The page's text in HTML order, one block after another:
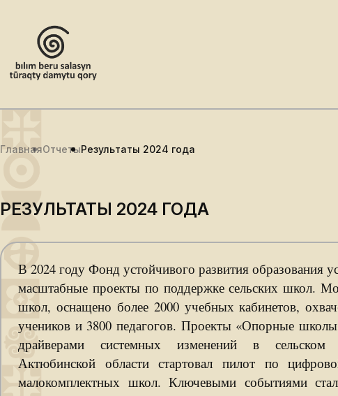
ГлавнаяОтчетыРезультаты 2024 года
РЕЗУЛЬТАТЫ 2024 ГОДА
В 2024 году Фонд устойчивого развития образования
масштабные проекты по поддержке сельских школ.
школ, оснащено более 2000 учебных кабинетов,
учеников и 3800 педагогов. Проекты «Опорные
драйверами системных изменений в сельском
Актюбинской области стартовал пилот по
малокомплектных школ. Ключевыми событиями